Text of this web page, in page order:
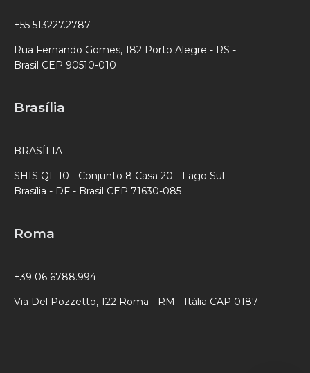
+55 513227.2787
Rua Fernando Gomes, 182 Porto Alegre - RS -
Brasil CEP 90510-010
Brasília
BRASÍLIA
SHIS QL 10 - Conjunto 8 Casa 20 - Lago Sul
Brasília - DF - Brasil CEP 71630-085
Roma
+39 06 6788.994
Via Del Pozzetto, 122 Roma - RM - Itália CAP 0187